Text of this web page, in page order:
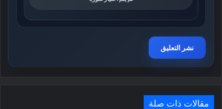
مقالات ذات صلة